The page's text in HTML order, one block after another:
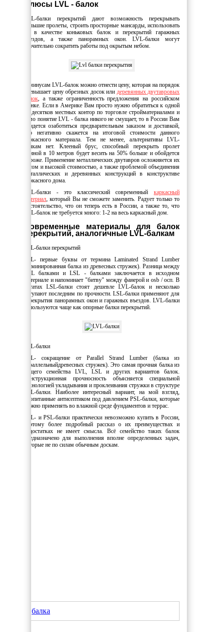
Плюсы LVL - балок
LVL-балки перекрытий дают возможность перекрывать
большие пролеты, строить просторные мансарды, использовать
их в качестве коньковых балок и перекрытий гаражных
въездов, а также панорамных окон. LVL-балки могут
значительно сократить работы под окрытым небом.
К минусам LVL-балок можно отнести цену, которая на порядок
превышает цену обрезных досок или деревянных двутавровых
балок , а также ограниченность предложения на российском
рынке. Если в Америке Вам просто нужно обратиться к одной
из десятков местных контор по торговле стройматериалами и
само понятие LVL - балка никого не смущает, то в России Вам
придется озаботиться предварительным заказом и доставкой,
что негативно скажется на итоговой стоимости данного
каркасного материала. Тем не менее, альтернативы LVL-
балкам нет. Клееный брус, способный перекрыть пролет
длиной в 10 метров будет весить на 50% больше и обойдется
дороже. Применение металлических двутавров осложняется их
весом и высокой стоимостью, а также проблемой объединения
металлических и деревянных конструкций в конструктиве
каркасного дома.
LVL-балки - это классический современный каркасный
материал , который Вы не сможете заменить. Радует только то
обстоятельство, что он теперь есть в России, а также то, что
LVL-балок не требуется много: 1-2 на весь каркасный дом.
Современные материалы для балок
перекрытий, аналогичные LVL-балкам
LSL-балки перекрытий
LSL- первые буквы от термина Laminated Strand Lumber
(ламинированная балка из древесных стружек). Разница между
LVL балками и LSL - балками заключается в исходном
материале и напоминает "битву" между фанерой и osb / осп. В
Штатах LSL-балки стоят дешевле LVL-балок и несколько
уступают последним по прочности. LSL-балки применяют для
перекрытия панорамных окон и гаражных въездов. LVL-балки
используются чаще как опорные балки перекрытий.
PSL-балки
PSL- сокращение от Parallel Strand Lumber (балка из
параллельныйдревесных стружек). Это самая прочная балка из
общего семейства LVL, LSL и других вариантов балок.
Конструкционная прочносность объясняется специальной
технологией укладывания и проклеивания стружки в структуре
PSL-балки. Наиболее интересный вариант, на мой взгляд,
пропитанные антисептиком под давлением PSL-балки, которые
можно применять во влажной среде фундаментов и террас.
LSL- и PSL-балки практически невозможно купить в России,
поэтому более подробный рассказ о их преимуществах и
недостатках не имеет смысла. Всё семейство таких балок
предназначено для выполнения вполне определенных задач,
которые не по силам обычным доскам.
балка